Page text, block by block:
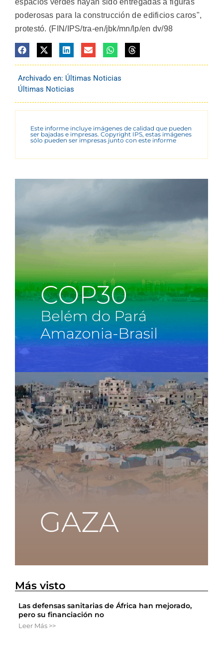
espacios verdes hayan sido entregadas a figuras
poderosas para la construcción de edificios caros",
protestó. (FIN/IPS/tra-en/jbk/mn/lp/en dv/98
Archivado en: Últimas Noticias
Últimas Noticias
Este informe incluye imágenes de calidad que pueden
ser bajadas e impresas. Copyright IPS, estas imágenes
sólo pueden ser impresas junto con este informe
Más visto
Las defensas sanitarias de África han mejorado,
pero su financiación no
Leer Más >>